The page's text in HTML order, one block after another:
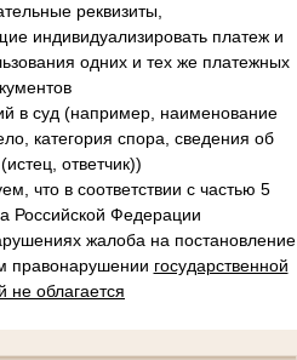
реквизиты,
индивидуализировать платеж и
одних и тех же платежных
в суд (например, наименование
категория спора, сведения об
ответчик))
что в соответствии с частью 5
Российской Федерации
жалоба на постановление
правонарушении государственной
не облагается